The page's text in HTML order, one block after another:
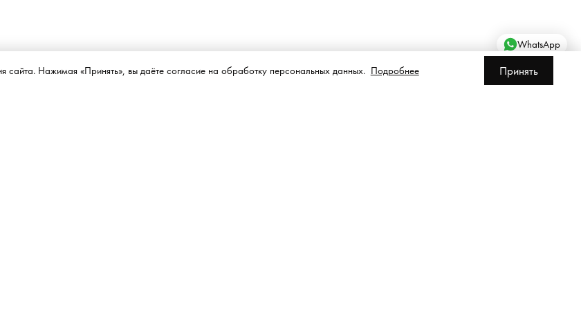
WhatsApp
Нажимая «Принять», вы даёте согласие на обработку персональных данных. Подробнее Принять